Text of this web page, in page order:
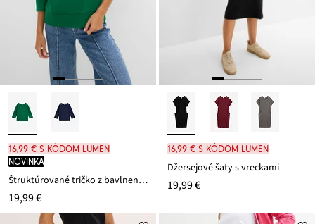
16,99 € s kódom LUMEN
novinka
Štruktúrované tričko z bavlneného mixu
19,99 €
16,99 € s kódom LUMEN
Džersejové šaty s vreckami
19,99 €